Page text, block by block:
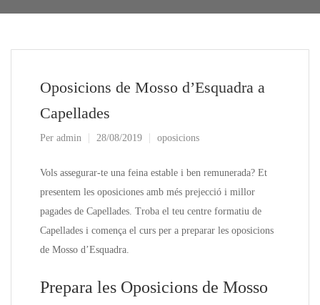
Oposicions de Mosso d’Esquadra a
Capellades
Per admin 28/08/2019 oposicions
Vols assegurar-te una feina estable i ben remunerada? Et
presentem les oposiciones amb més prejecció i millor
pagades de Capellades. Troba el teu centre formatiu de
Capellades i comença el curs per a preparar les oposicions
de Mosso d’Esquadra.
Prepara les Oposicions de Mosso